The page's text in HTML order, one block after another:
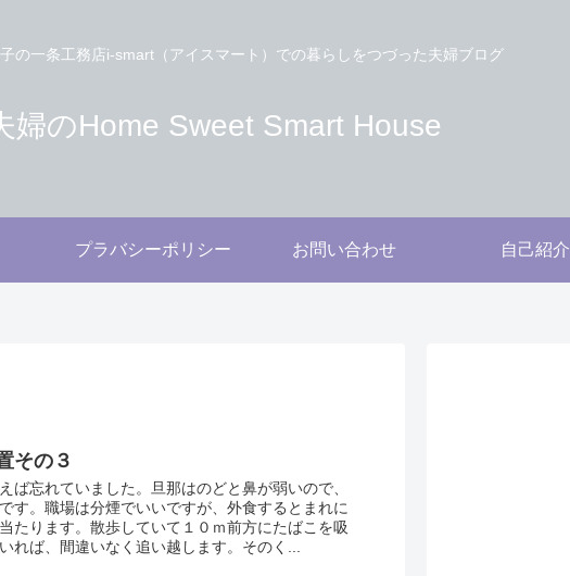
の一条工務店i-smart（アイスマート）での暮らしをつづった夫婦ブログ
婦のHome Sweet Smart House
プラバシーポリシー お問い合わせ 自己紹介
その３
ば忘れていました。旦那はのどと鼻が弱いので、
す。職場は分煙でいいですが、外食するとまれに
たります。散歩していて１０ｍ前方にたばこを吸
れば、間違いなく追い越します。そのく...